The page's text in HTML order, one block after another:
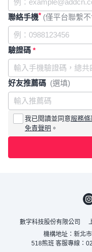
聯絡手機* (僅平台聯繫
驗證碼 *
好友推薦碼 (選填)
我已閱讀並同意服務條
免責聲明 。
數字科技股份有限公司
機構地址：新北
518熊班 客服專線：